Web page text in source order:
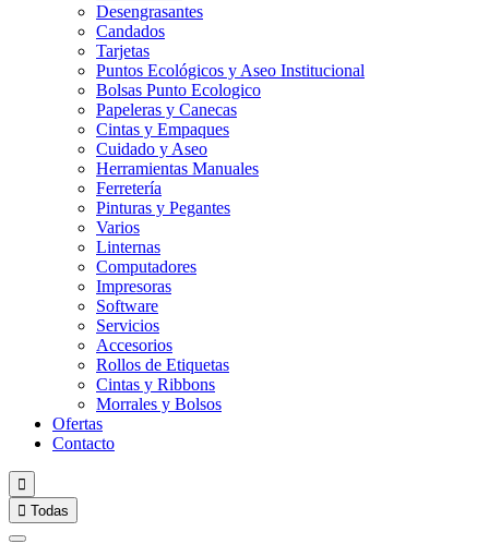
Desengrasantes
Candados
Tarjetas
Puntos Ecológicos y Aseo Institucional
Bolsas Punto Ecologico
Papeleras y Canecas
Cintas y Empaques
Cuidado y Aseo
Herramientas Manuales
Ferretería
Pinturas y Pegantes
Varios
Linternas
Computadores
Impresoras
Software
Servicios
Accesorios
Rollos de Etiquetas
Cintas y Ribbons
Morrales y Bolsos
Ofertas
Contacto

 Todas